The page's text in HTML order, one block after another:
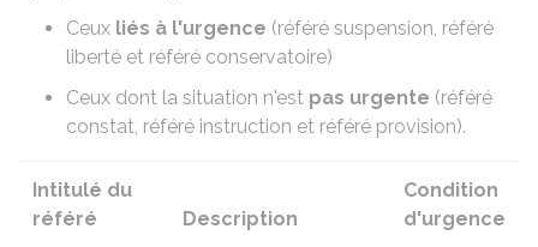
Ceux liés à l'urgence (référé suspension, référé
liberté et référé conservatoire)
Ceux dont la situation n'est pas urgente (référé
constat, référé instruction et référé provision).
Intitulé du
référé
Description
Condition
d'urgence